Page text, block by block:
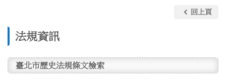
法規資訊
keyboard_arrow_left 回上頁
臺北市歷史法規條文檢索